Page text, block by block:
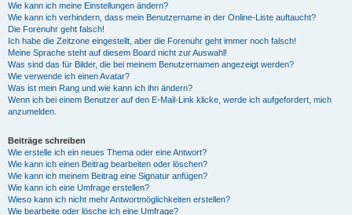
Wie kann ich meine Einstellungen ändern?
Wie kann ich verhindern, dass mein Benutzername in der Online-Liste auftaucht?
Die Forenuhr geht falsch!
Ich habe die Zeitzone eingestellt, aber die Forenuhr geht immer noch falsch!
Meine Sprache steht auf diesem Board nicht zur Auswahl!
Was sind das für Bilder, die bei meinem Benutzernamen angezeigt werden?
Wie verwende ich einen Avatar?
Was ist mein Rang und wie kann ich ihn ändern?
Wenn ich bei einem Benutzer auf den E-Mail-Link klicke, werde ich aufgefordert, mich
anzumelden.
Beiträge schreiben
Wie erstelle ich ein neues Thema oder eine Antwort?
Wie kann ich einen Beitrag bearbeiten oder löschen?
Wie kann ich meinem Beitrag eine Signatur anfügen?
Wie kann ich eine Umfrage erstellen?
Wieso kann ich nicht mehr Antwortmöglichkeiten erstellen?
Wie bearbeite oder lösche ich eine Umfrage?